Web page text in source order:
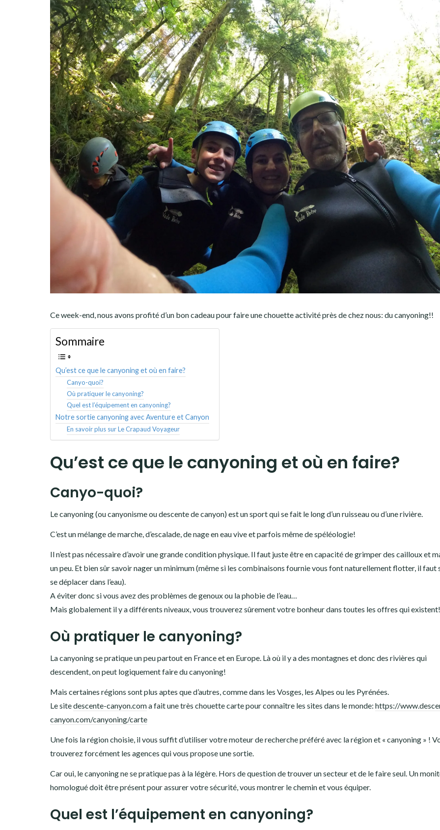
Ce week-end, nous avons profité d’un bon cadeau pour faire une chouette activité près de chez nous: du canyoning!!
Sommaire
Qu’est ce que le canyoning et où en faire?
Canyo-quoi?
Où pratiquer le canyoning?
Quel est l’équipement en canyoning?
Notre sortie canyoning avec Aventure et Canyon
En savoir plus sur Le Crapaud Voyageur
Qu’est ce que le canyoning et où en faire?
Canyo-quoi?
Le canyoning (ou canyonisme ou descente de canyon) est un sport qui se fait le long d’un ruisseau ou d’une rivière.
C’est un mélange de marche, d’escalade, de nage en eau vive et parfois même de spéléologie!
Il n’est pas nécessaire d’avoir une grande condition physique. Il faut juste être en capacité de grimper des cailloux et
un peu. Et bien sûr savoir nager un minimum (même si les combinaisons fournie vous font naturellement flotter, il faut
se déplacer dans l’eau).
A éviter donc si vous avez des problèmes de genoux ou la phobie de l’eau…
Mais globalement il y a différents niveaux, vous trouverez sûrement votre bonheur dans toutes les offres qui existent!
Où pratiquer le canyoning?
La canyoning se pratique un peu partout en France et en Europe. Là où il y a des montagnes et donc des rivières qui
descendent, on peut logiquement faire du canyoning!
Mais certaines régions sont plus aptes que d’autres, comme dans les Vosges, les Alpes ou les Pyrénées.
Le sitedescente-canyon.coma fait une très chouette carte pour connaître les sites dans le monde: https://
canyon.com/canyoning/carte
Une fois la région choisie, il vous suffit d’utiliser votre moteur de recherche préféré avec la région et « canyoning » !
trouverez forcément les agences qui vous propose une sortie.
Car oui, le canyoning ne se pratique pas à la légère. Hors de question de trouver un secteur et de le faire seul. Un
homologué doit être présent pour assurer votre sécurité, vous montrer le chemin et vous équiper.
Quel est l’équipement en canyoning?
AMÉRIQUE DU SUD
TOUR DU MONDE 2020-2021